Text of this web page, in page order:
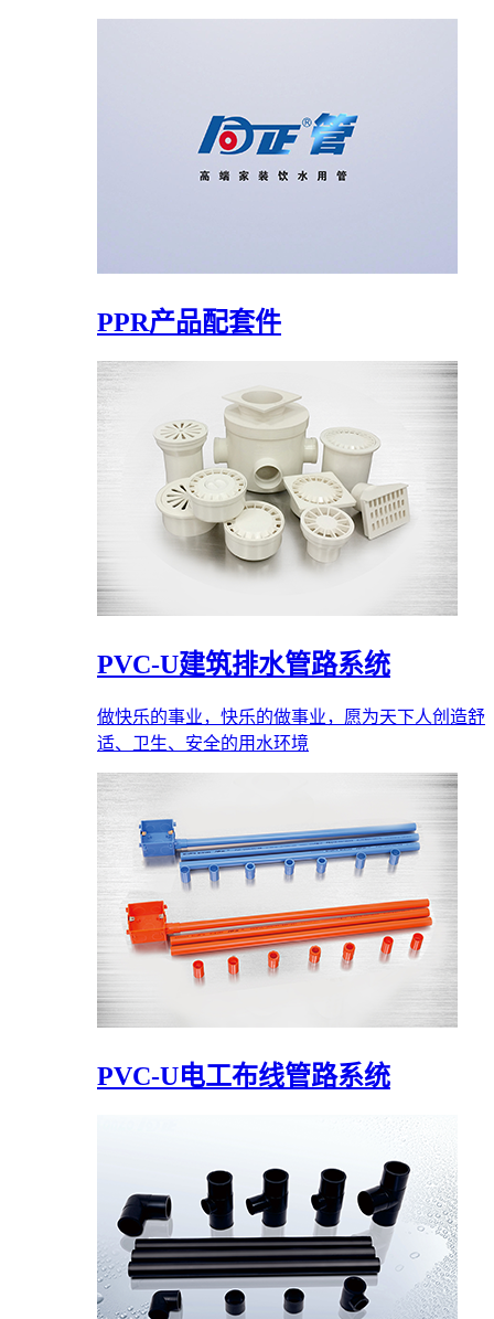
PPR产品配套件
PVC-U建筑排水管路系统
做快乐的事业，快乐的做事业，愿为天下人创造舒
适、卫生、安全的用水环境
PVC-U电工布线管路系统